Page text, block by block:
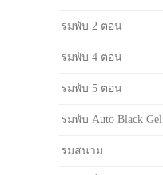
ร่มพับ 2 ตอน
ร่มพับ 4 ตอน
ร่มพับ 5 ตอน
ร่มพับ Auto Black Gel
ร่มสนาม